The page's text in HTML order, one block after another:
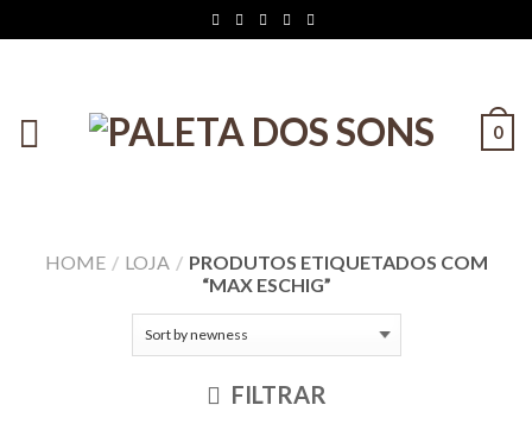
0
HOME / LOJA / PRODUTOS ETIQUETADOS COM
“MAX ESCHIG”
FILTRAR